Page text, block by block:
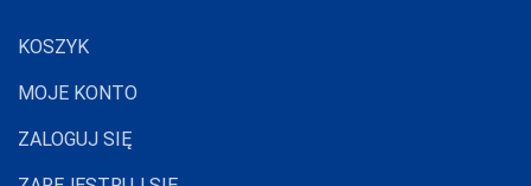
KOSZYK
MOJE KONTO
ZALOGUJ SIĘ